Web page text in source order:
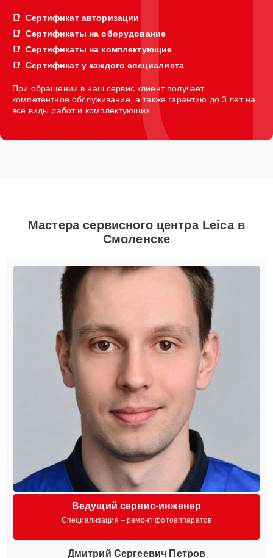
Сертификат авторизации
Сертификаты на оборудование
Сертификаты на комплектующие
Сертификат у каждого специалиста
При обращении в наш сервис клиент получает
компетентное обслуживание, а также гарантию до 3 лет на
все виды работ и комплектующих.
Мастера сервисного центра Leica в
Смоленске
Ведущий сервис-инженер
Специализация – ремонт фотоаппаратов
Дмитрий Сергеевич Петров